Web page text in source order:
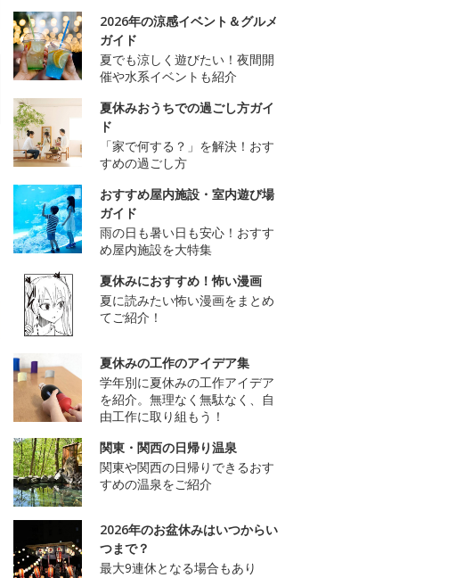
2026年の涼感イベント＆グルメ
ガイド
夏でも涼しく遊びたい！夜間開
催や水系イベントも紹介
夏休みおうちでの過ごし方ガイ
ド
「家で何する？」を解決！おす
すめの過ごし方
おすすめ屋内施設・室内遊び場
ガイド
雨の日も暑い日も安心！おすす
め屋内施設を大特集
夏休みにおすすめ！怖い漫画
夏に読みたい怖い漫画をまとめ
てご紹介！
夏休みの工作のアイデア集
学年別に夏休みの工作アイデア
を紹介。無理なく無駄なく、自
由工作に取り組もう！
関東・関西の日帰り温泉
関東や関西の日帰りできるおす
すめの温泉をご紹介
2026年のお盆休みはいつからい
つまで？
最大9連休となる場合もあり